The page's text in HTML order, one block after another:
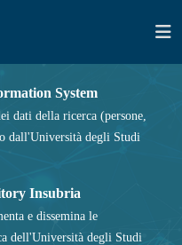
System
dati della ricerca (persone,
dall'Università degli Studi
Insubria
e dissemina le
dell'Università degli Studi